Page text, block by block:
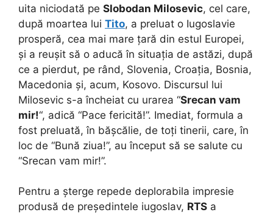
uita niciodată pe Slobodan Milosevic, cel care,
după moartea lui Tito, a preluat o Iugoslavie
prosperă, cea mai mare țară din estul Europei,
și a reușit să o aducă în situația de astăzi, după
ce a pierdut, pe rând, Slovenia, Croația, Bosnia,
Macedonia și, acum, Kosovo. Discursul lui
Milosevic s-a încheiat cu urarea “Srecan vam
mir!“, adică “Pace fericită!”. Imediat, formula a
fost preluată, în bășcălie, de toți tinerii, care, în
loc de “Bună ziua!”, au început să se salute cu
“Srecan vam mir!”.
Pentru a șterge repede deplorabila impresie
produsă de președintele iugoslav, RTS a